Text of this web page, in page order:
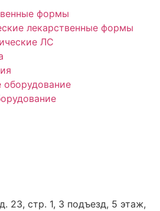
формы
лекарственные формы
ЛС
оборудование
23, стр. 1, 3 подъезд, 5 этаж,